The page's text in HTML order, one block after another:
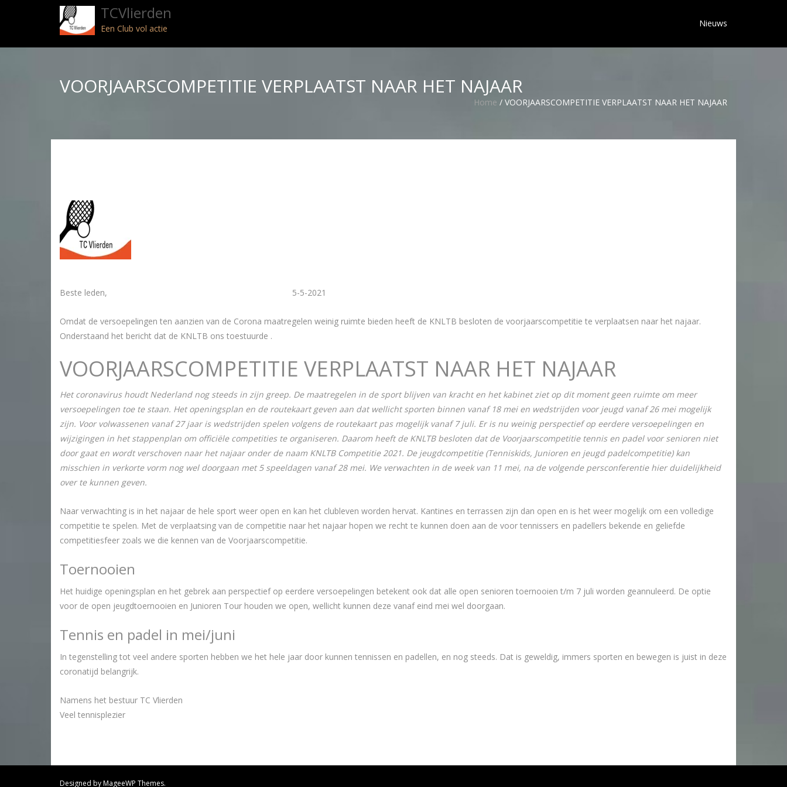
TCVlierden
Een Club vol actie Nieuws
VOORJAARSCOMPETITIE VERPLAATST NAAR HET NAJAAR
Home / VOORJAARSCOMPETITIE VERPLAATST NAAR HET NAJAAR
Beste leden, 5-5-2021
Omdat de versoepelingen ten aanzien van de Corona maatregelen weinig ruimte bieden heeft de KNLTB besloten de voorjaarscompetitie te verplaatsen naar het najaar.
Onderstaand het bericht dat de KNLTB ons toestuurde .
VOORJAARSCOMPETITIE VERPLAATST NAAR HET NAJAAR
Het coronavirus houdt Nederland nog steeds in zijn greep. De maatregelen in de sport blijven van kracht en het kabinet ziet op dit moment geen ruimte om meer
versoepelingen toe te staan. Het openingsplan en de routekaart geven aan dat wellicht sporten binnen vanaf 18 mei en wedstrijden voor jeugd vanaf 26 mei mogelijk
zijn. Voor volwassenen vanaf 27 jaar is wedstrijden spelen volgens de routekaart pas mogelijk vanaf 7 juli. Er is nu weinig perspectief op eerdere versoepelingen en
wijzigingen in het stappenplan om officiële competities te organiseren. Daarom heeft de KNLTB besloten dat de Voorjaarscompetitie tennis en padel voor senioren niet
door gaat en wordt verschoven naar het najaar onder de naam KNLTB Competitie 2021. De jeugdcompetitie (Tenniskids, Junioren en jeugd padelcompetitie) kan
misschien in verkorte vorm nog wel doorgaan met 5 speeldagen vanaf 28 mei. We verwachten in de week van 11 mei, na de volgende persconferentie hier duidelijkheid
over te kunnen geven.
Naar verwachting is in het najaar de hele sport weer open en kan het clubleven worden hervat. Kantines en terrassen zijn dan open en is het weer mogelijk om een volledige
competitie te spelen. Met de verplaatsing van de competitie naar het najaar hopen we recht te kunnen doen aan de voor tennissers en padellers bekende en geliefde
competitiesfeer zoals we die kennen van de Voorjaarscompetitie.
Toernooien
Het huidige openingsplan en het gebrek aan perspectief op eerdere versoepelingen betekent ook dat alle open senioren toernooien t/m 7 juli worden geannuleerd. De optie
voor de open jeugdtoernooien en Junioren Tour houden we open, wellicht kunnen deze vanaf eind mei wel doorgaan.
Tennis en padel in mei/juni
In tegenstelling tot veel andere sporten hebben we het hele jaar door kunnen tennissen en padellen, en nog steeds. Dat is geweldig, immers sporten en bewegen is juist in deze
coronatijd belangrijk.
Namens het bestuur TC Vlierden
Veel tennisplezier
Designed by MageeWP Themes.